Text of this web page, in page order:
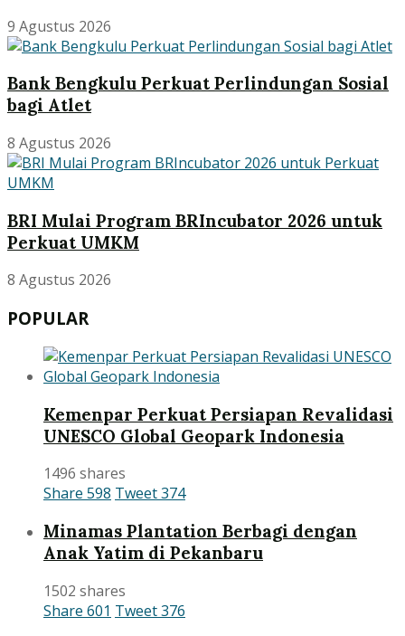
9 Agustus 2026
Bank Bengkulu Perkuat Perlindungan Sosial
bagi Atlet
8 Agustus 2026
BRI Mulai Program BRIncubator 2026 untuk
Perkuat UMKM
8 Agustus 2026
POPULAR
Kemenpar Perkuat Persiapan Revalidasi
UNESCO Global Geopark Indonesia
1496 shares
Share 598 Tweet374
Minamas Plantation Berbagi dengan
Anak Yatim di Pekanbaru
1502 shares
Share 601 Tweet376